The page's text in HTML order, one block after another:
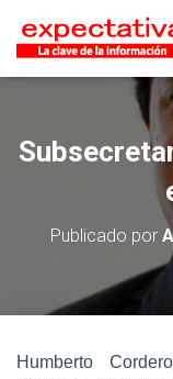
Publicado por
Humberto